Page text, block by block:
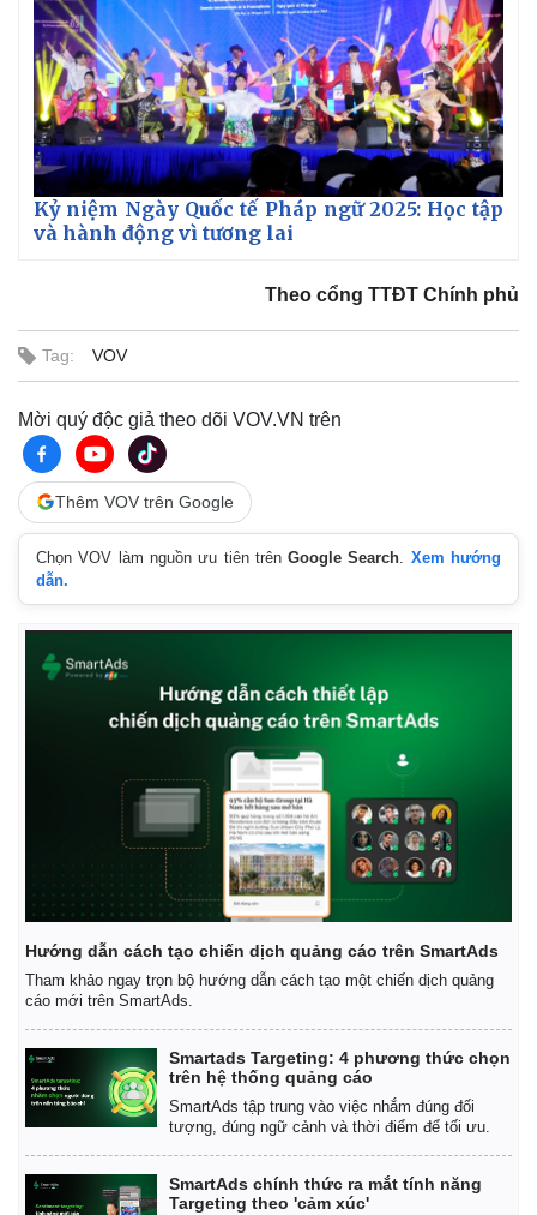
Thế giới
Quan sát
Cuộc sống đó đây
Hồ sơ
Multimedia
Kỷ niệm Ngày Quốc tế Pháp ngữ 2025: Học tập
và hành động vì tương lai
Theo cổng TTĐT Chính phủ
Tag: VOV
Mời quý độc giả theo dõi VOV.VN trên
Thêm VOV trên Google
Chọn VOV làm nguồn ưu tiên trênGoogle Search
Xem hướng
dẫn.
Hướng dẫn cách tạo chiến dịch quảng cáo trên SmartAds
Tham khảo ngay trọn bộ hướng dẫn cách tạo một chiến dịch quảng
cáo mới trên SmartAds.
Smartads Targeting: 4 phương thức chọn
trên hệ thống quảng cáo
SmartAds tập trung vào việc nhắm đúng đối
tượng, đúng ngữ cảnh và thời điểm để tối ưu.
SmartAds chính thức ra mắt tính năng
Targeting theo 'cảm xúc'